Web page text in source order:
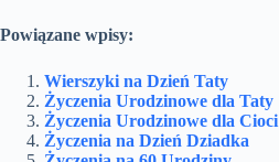
Powiązane wpisy:
Wierszyki na Dzień Taty
Życzenia Urodzinowe dla Taty
Życzenia Urodzinowe dla Cioci
Życzenia na Dzień Dziadka